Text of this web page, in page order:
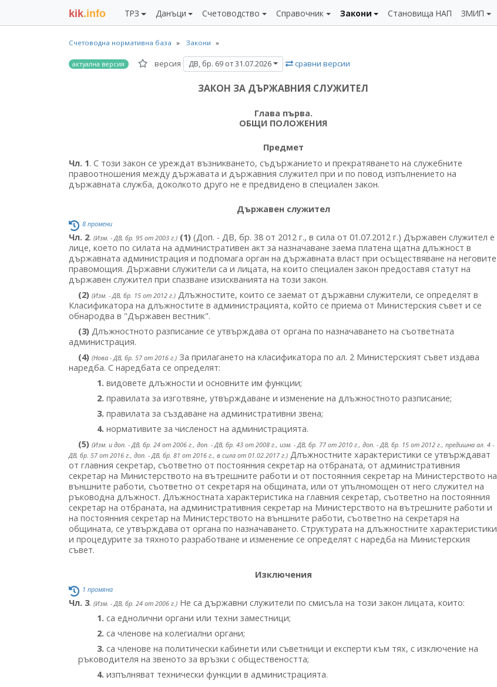
kik.info ТРЗ Данъци Счетоводство Справочник Закони Становища НАП ЗМИП
Счетоводна нормативна база Закони
актуална версия версия ДВ, бр. 69 от 31.07.2026 сравни версии
ЗАКОН ЗА ДЪРЖАВНИЯ СЛУЖИТЕЛ
Глава първа.
ОБЩИ ПОЛОЖЕНИЯ
Предмет
Чл. 1. С този закон се уреждат възникването, съдържанието и прекратяването на служебните
правоотношения между държавата и държавния служител при и по повод изпълнението на
държавната служба, доколкото друго не е предвидено в специален закон.
Държавен служител
8 промени
Чл. 2. (Изм. - ДВ, бр. 95 от 2003 г.) (1) (Доп. - ДВ, бр. 38 от 2012 г., в сила от 01.07.2012 г.) Държавен служител е
лице, което по силата на административен акт за назначаване заема платена щатна длъжност в
държавната администрация и подпомага орган на държавната власт при осъществяване на неговите
правомощия. Държавни служители са и лицата, на които специален закон предоставя статут на
държавен служител при спазване изискванията на този закон.
(2) (Изм. - ДВ, бр. 15 от 2012 г.) Длъжностите, които се заемат от държавни служители, се определят в
Класификатора на длъжностите в администрацията, който се приема от Министерския съвет и се
обнародва в "Държавен вестник".
(3) Длъжностното разписание се утвърждава от органа по назначаването на съответната
администрация.
(4) (Нова - ДВ, бр. 57 от 2016 г.) За прилагането на класификатора по ал. 2 Министерският съвет издава
наредба. С наредбата се определят:
1. видовете длъжности и основните им функции;
2. правилата за изготвяне, утвърждаване и изменение на длъжностното разписание;
3. правилата за създаване на административни звена;
4. нормативите за численост на администрацията.
(5) (Изм. и доп. - ДВ, бр. 24 от 2006 г., доп. - ДВ, бр. 43 от 2008 г., изм. - ДВ, бр. 77 от 2010 г., доп. - ДВ, бр. 15 от 2012 г., предишна ал. 4 -
ДВ, бр. 57 от 2016 г., доп. - ДВ, бр. 81 от 2016 г., в сила от 01.02.2017 г.) Длъжностните характеристики се утвърждават
от главния секретар, съответно от постоянния секретар на отбраната, от административния
секретар на Министерството на вътрешните работи и от постоянния секретар на Министерството на
външните работи, съответно от секретаря на общината, или от упълномощен от него служител на
ръководна длъжност. Длъжностната характеристика на главния секретар, съответно на постоянния
секретар на отбраната, на административния секретар на Министерството на вътрешните работи и
на постоянния секретар на Министерството на външните работи, съответно на секретаря на
общината, се утвърждава от органа по назначаването. Структурата на длъжностните характеристики
и процедурите за тяхното разработване и изменение се определят с наредба на Министерския
съвет.
Изключения
1 промяна
Чл. 3. (Изм. - ДВ, бр. 24 от 2006 г.) Не са държавни служители по смисъла на този закон лицата, които:
1. са еднолични органи или техни заместници;
2. са членове на колегиални органи;
3. са членове на политически кабинети или съветници и експерти към тях, с изключение на
ръководителя на звеното за връзки с обществеността;
4. изпълняват технически функции в администрацията.